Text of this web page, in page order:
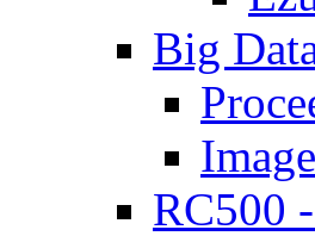
Big
RC500